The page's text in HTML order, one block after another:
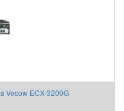
Vecow ECX-3200G